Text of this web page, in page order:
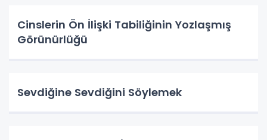
Cinslerin Ön İlişki Tabiliğinin Yozlaşmış
Görünürlüğü
Sevdiğine Sevdiğini Söylemek